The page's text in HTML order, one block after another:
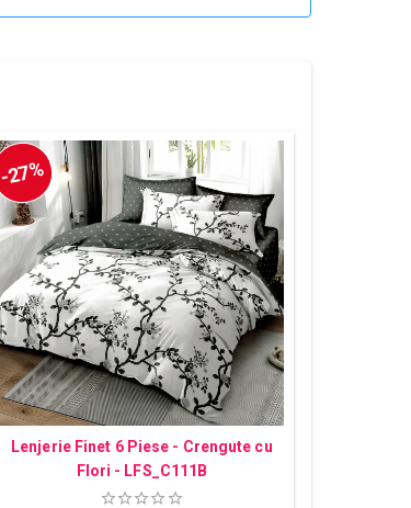
-27%
Lenjerie Finet 6 Piese - Crengute cu
Flori - LFS_C111B